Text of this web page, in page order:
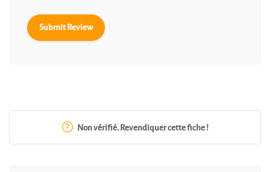
Non vérifié. Revendiquer cette fiche !